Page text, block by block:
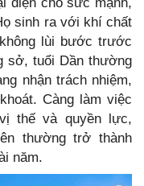
sinh ra với khí chất
lùi bước trước
sở, tuổi Dần thường
nhận trách nhiệm,
Càng làm việc
thế và quyền lực,
thường trở thành
năm.